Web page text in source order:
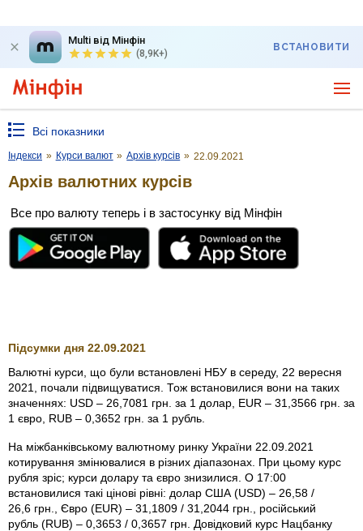
Multi від Мінфін
(8,9K+)
ВСТАНОВИТИ
Всі показники
Індекси » Курси валют » Архів курсів » 22.09.2021
Архів валютних курсів
Все про валюту теперь і в застосунку від Мінфін
Підсумки дня 22.09.2021
Валютні курси, що були встановлені НБУ в середу, 22 вересня
2021, почали підвищуватися. Тож встановилися вони на таких
значеннях: USD – 26,7081 грн. за 1 долар, EUR – 31,3566 грн. за
1 євро, RUB – 0,3652 грн. за 1 рубль.
На міжбанківському валютному ринку України 22.09.2021
котирування змінювалися в різних діапазонах. При цьому курс
рубля зріс; курси долару та євро знизилися. О 17:00
встановилися такі цінові рівні: долар США (USD) – 26,58 /
26,6 грн., Євро (EUR) – 31,1809 / 31,2044 грн., російський
рубль (RUB) – 0,3653 / 0,3657 грн. Довідковий курс Нацбанку